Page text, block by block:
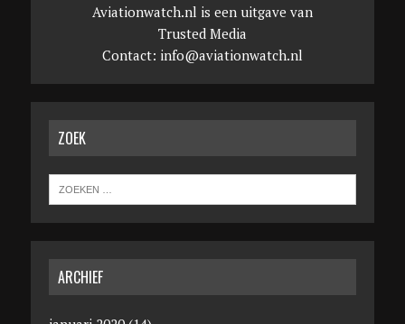
Aviationwatch.nl is een uitgave van
Trusted Media
Contact: info@aviationwatch.nl
ZOEK
ARCHIEF